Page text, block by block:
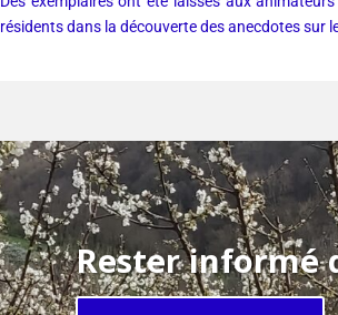
résidents dans la découverte des anecdotes sur
Rester informé